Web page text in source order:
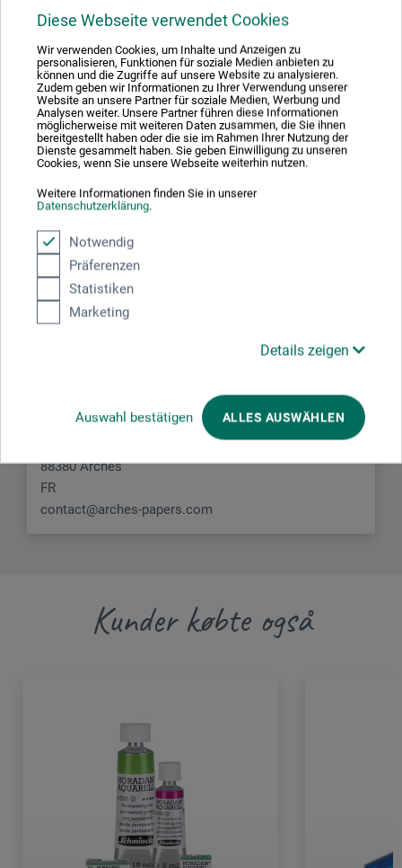
Diese Webseite verwendet Cookies
Wir verwenden Cookies, um Inhalte und Anzeigen zu
personalisieren, Funktionen für soziale Medien anbieten zu
können und die Zugriffe auf unsere Website zu analysieren.
Zudem geben wir Informationen zu Ihrer Verwendung unserer
Website an unsere Partner für soziale Medien, Werbung und
Analysen weiter. Unsere Partner führen diese Informationen
möglicherweise mit weiteren Daten zusammen, die Sie ihnen
bereitgestellt haben oder die sie im Rahmen Ihrer Nutzung der
Dienste gesammelt haben. Sie geben Einwilligung zu unseren
Cookies, wenn Sie unsere Webseite weiterhin nutzen.
Weitere Informationen finden Sie in unserer
Datenschutzerklärung.
Notwendig
Präferenzen
Statistiken
Marketing
Details zeigen
Auswahl bestätigen ALLES AUSWÄHLEN
udvendig overflade, limet hele vejen rundt, lufttørret.
Meget formstabilt efter fugtning. Meget høj farveægthed
og meget ældningsbestandigt. Til akvarel, gouache, akryl,
olie og lavis. Varianter: Grain satiné (satineret), grain fin
(finkornet) og grain torchon (grovkornet).
Bitte beachten Sie, dass alle Blöcke zum Schutz des
schwarze Rundum-Verleimung haben.
Producent-kontakt
Her finder du producentens kontaktoplysninger for dette
FILA-ARCHES sas
88380 Arches
FR
contact@arches-papers.com
Kunder købte også